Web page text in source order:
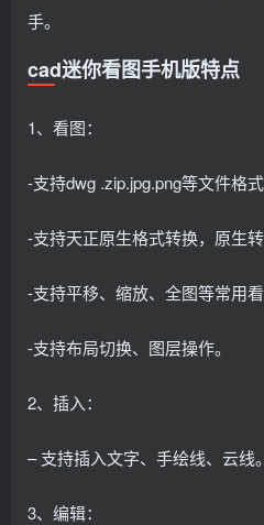
手。
cad迷你看图手机版特点
1、看图：
-支持dwg .zip.jpg.png等文件格
-支持天正原生格式转换，原生
-支持平移、缩放、全图等常用看
-支持布局切换、图层操作。
2、插入：
– 支持插入文字、手绘线、云线。
3、编辑：